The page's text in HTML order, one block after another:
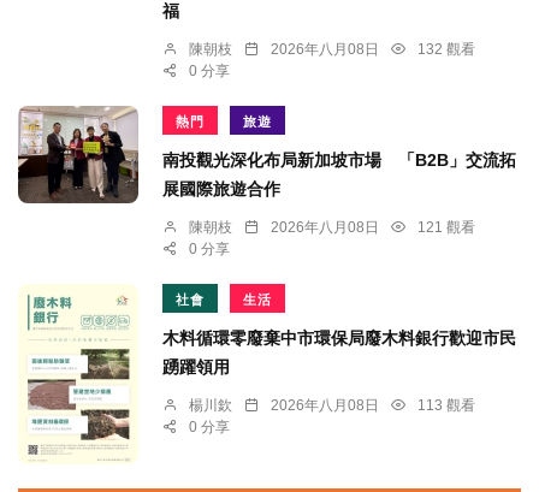
福
陳朝枝 2026年八月08日
132 觀看
0 分享
熱門 旅遊
南投觀光深化布局新加坡市場 「B2B」交流拓
展國際旅遊合作
陳朝枝 2026年八月08日
121 觀看
0 分享
社會 生活
木料循環零廢棄中市環保局廢木料銀行歡迎市民
踴躍領用
楊川欽 2026年八月08日
113 觀看
0 分享